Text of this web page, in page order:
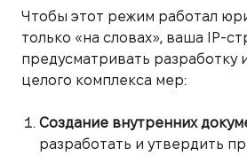
Чтобы этот режим работал
только «на словах», ваша IP-
предусматривать разработку
целого комплекса мер:
Создание внутренних
разработать и утвердить